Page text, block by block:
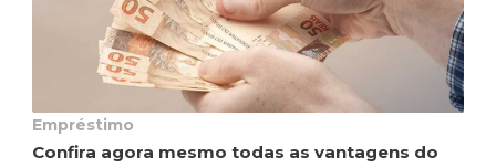
Empréstimo
Confira agora mesmo todas as vantagens do